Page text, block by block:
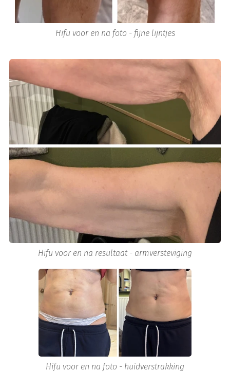
Hifu voor en na foto - fijne lijntjes
Hifu voor en na resultaat - armversteviging
Hifu voor en na foto - huidverstrakking